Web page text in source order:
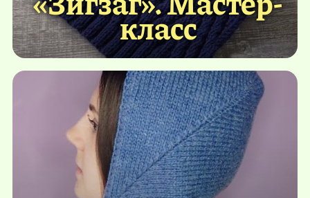
класс